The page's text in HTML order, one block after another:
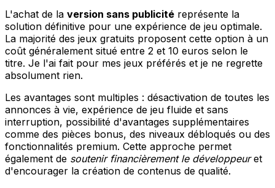
L'achat de la version sans publicité représente la
solution définitive pour une expérience de jeu optimale.
La majorité des jeux gratuits proposent cette option à un
coût généralement situé entre 2 et 10 euros selon le
titre. Je l'ai fait pour mes jeux préférés et je ne regrette
absolument rien.
Les avantages sont multiples : désactivation de toutes les
annonces à vie, expérience de jeu fluide et sans
interruption, possibilité d'avantages supplémentaires
comme des pièces bonus, des niveaux débloqués ou des
fonctionnalités premium. Cette approche permet
également de soutenir financièrement le développeuret
d'encourager la création de contenus de qualité.